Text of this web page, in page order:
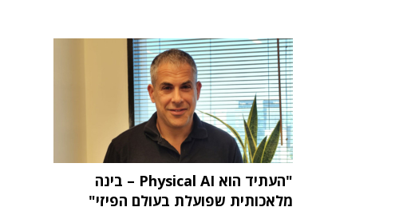
"העתיד הוא Physical AI – בינה
מלאכותית שפועלת בעולם הפיזי"